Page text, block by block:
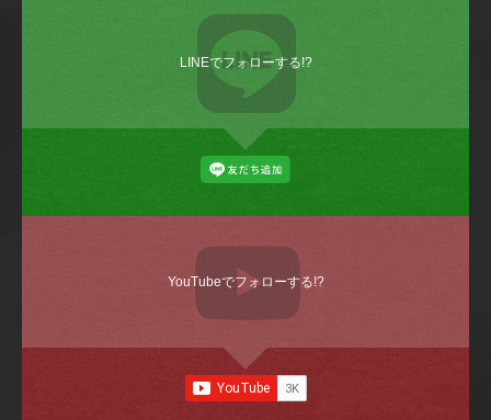
LINEでフォローする!?
YouTubeでフォローする!?